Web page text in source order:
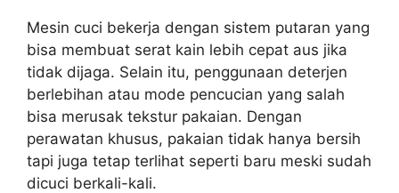
Mesin cuci bekerja dengan sistem putaran yang
bisa membuat serat kain lebih cepat aus jika
tidak dijaga. Selain itu, penggunaan deterjen
berlebihan atau mode pencucian yang salah
bisa merusak tekstur pakaian. Dengan
perawatan khusus, pakaian tidak hanya bersih
tapi juga tetap terlihat seperti baru meski sudah
dicuci berkali-kali.